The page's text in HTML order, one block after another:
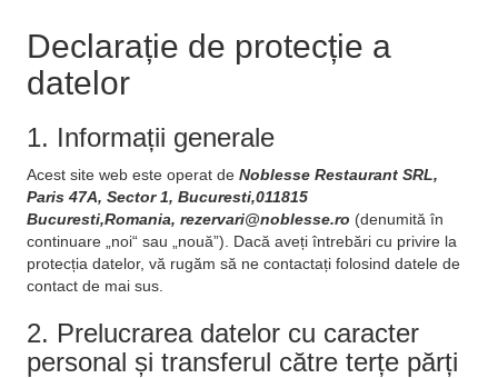
Declarație de protecție a
datelor
1. Informații generale
Acest site web este operat de Noblesse Restaurant SRL,
Paris 47A, Sector 1, Bucuresti,011815
Bucuresti,Romania, rezervari@noblesse.ro (denumită în
continuare „noi“ sau „nouă”). Dacă aveți întrebări cu privire la
protecția datelor, vă rugăm să ne contactați folosind datele de
contact de mai sus.
2. Prelucrarea datelor cu caracter
personal și transferul către terțe părți